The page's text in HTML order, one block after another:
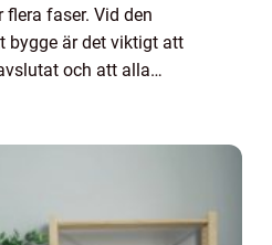
flera faser. Vid den
bygge är det viktigt att
och att alla